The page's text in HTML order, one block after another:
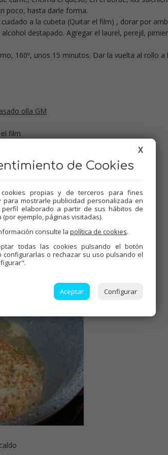
poco, hasta darle forma.
a la cubeta (Quitar el film) , dorar por
destapado. Agregar el laurel, perejil,
160º, unos 15 minutos. Dar la vuelta al rollo a
film
el relleno deseado
de la carne
X
de Cookies
cookies propias y de terceros para fines
para mostrarle publicidad personalizada en
elaborado a partir de sus hábitos de
(por ejemplo, páginas visitadas).
consulte la política de cookies.
todas las cookies pulsando el botón
configurarlas o rechazar su uso pulsando el
Aceptar Configurar